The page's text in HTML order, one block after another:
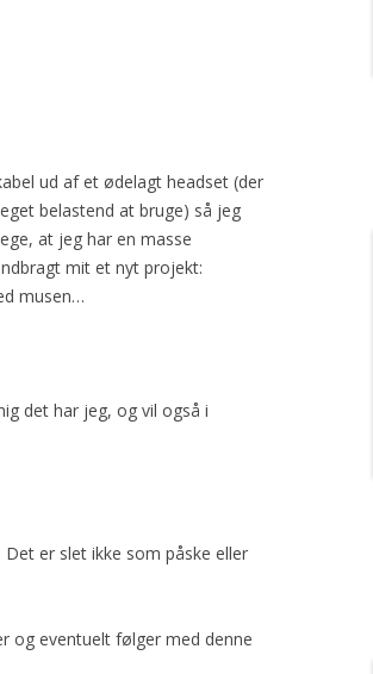
ud af et ødelagt headset (der
belastend at bruge) så jeg
at jeg har en masse
mit et nyt projekt:
musen…
det har jeg, og vil også i
er slet ikke som påske eller
og eventuelt følger med denne